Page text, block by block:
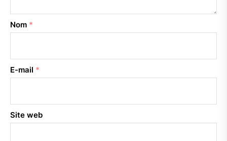
Nom *
E-mail *
Site web